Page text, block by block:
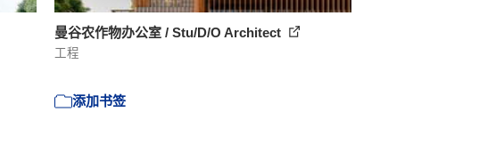
曼谷农作物办公室 / Stu/D/O Architect
工程
添加书签